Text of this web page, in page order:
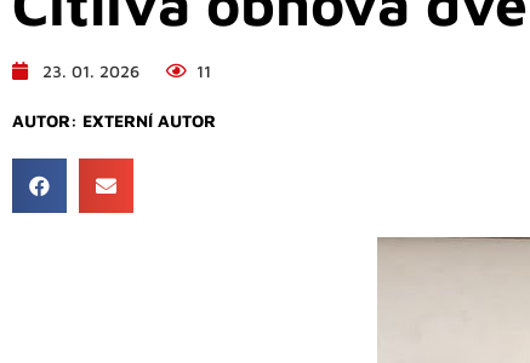
23. 01. 2026 11
AUTOR: EXTERNÍ AUTOR